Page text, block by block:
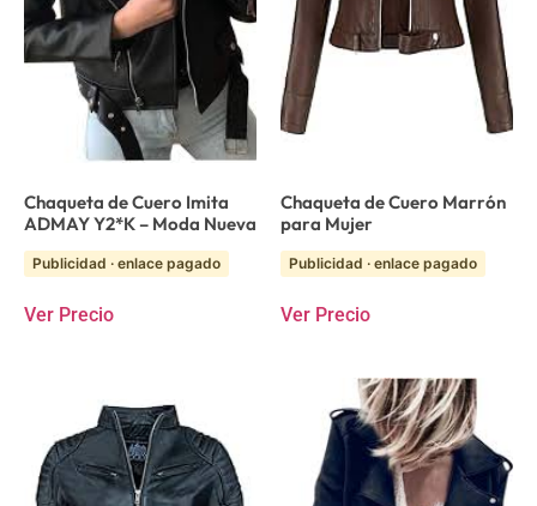
Chaqueta de Cuero Imita
ADMAY Y2*K – Moda Nueva
Publicidad · enlace pagado
Ver Precio
Chaqueta de Cuero Marrón
para Mujer
Publicidad · enlace pagado
Ver Precio